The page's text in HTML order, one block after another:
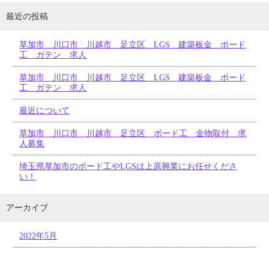
最近の投稿
草加市 川口市 川越市 足立区 LGS 建築板金 ボード
工 ガテン 求人
草加市 川口市 川越市 足立区 LGS 建築板金 ボード
工 ガテン 求人
最近について
草加市 川口市 川越市 足立区 ボード工 金物取付 求
人募集
埼玉県草加市のボード工やLGSは上原興業にお任せくださ
い！
アーカイブ
2022年5月